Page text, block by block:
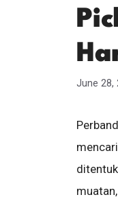
June 28,